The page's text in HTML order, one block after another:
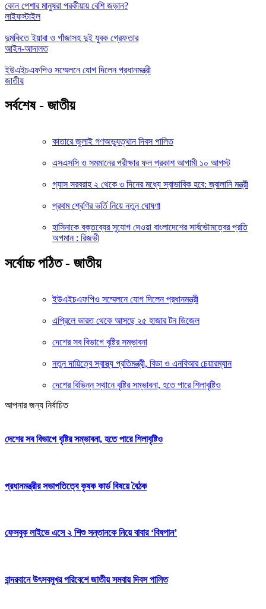
কোন পেশার মানুষরা পরকীয়ায় বেশি জড়ান?
লাইফস্টাইল
দুমকিতে ইয়াবা ও গাঁজাসহ দুই যুবক গ্রেফতার
আইন-আদালত
ইউএইচএফপিও সম্মেলনে যোগ দিলেন প্রধানমন্ত্রী
জাতীয়
সর্বশেষ - জাতীয়
কাতারে জুলাই গণঅভ্যুত্থান দিবস পালিত
এসএসসি ও সমমানের পরীক্ষার ফল প্রকাশ আগামী ১০ আগস্ট
গ্যাস সরবরাহ ২ থেকে ৩ দিনের মধ্যে স্বাভাবিক হবে: জ্বালানি মন্ত্রী
প্রথম শ্রেণির ভর্তি নিয়ে নতুন ঘোষণা
হাসিনাকে বক্তব্যের সুযোগ দেওয়া বাংলাদেশের সার্বভৌমত্বের প্রতি
অপমান : রিজভী
সর্বোচ্চ পঠিত - জাতীয়
ইউএইচএফপিও সম্মেলনে যোগ দিলেন প্রধানমন্ত্রী
এপ্রিলে ভারত থেকে আসছে ২৫ হাজার টন ডিজেল
দেশের সব বিভাগে বৃষ্টির সম্ভাবনা
নতুন দায়িত্বে স্বাস্থ্য প্রতিমন্ত্রী, বিডা ও এনবিআর চেয়ারম্যান
দেশের বিভিন্ন স্থানে বৃষ্টির সম্ভাবনা, হতে পারে শিলাবৃষ্টিও
আপনার জন্য নির্বাচিত
দেশের সব বিভাগে বৃষ্টির সম্ভাবনা, হতে পারে শিলাবৃষ্টিও
প্রধানমন্ত্রীর সভাপতিত্বে কৃষক কার্ড বিষয়ে বৈঠক
ফেসবুক লাইভে এসে ২ শিশু সন্তানকে নিয়ে বাবার ‘বিষপান’
বান্দরবানে উৎসবমুখর পরিবেশে জাতীয় সমবায় দিবস পালিত